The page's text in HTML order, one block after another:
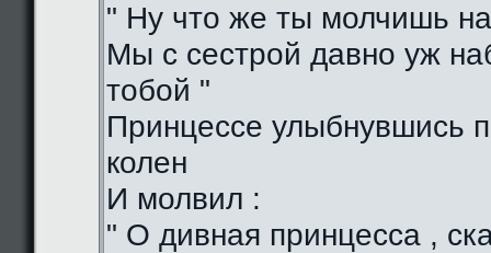
" Ну что же ты молчишь
Мы с сестрой давно уж
тобой "
Принцессе улыбнувшись
колен
И молвил :
" О дивная принцесса ,